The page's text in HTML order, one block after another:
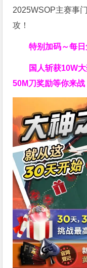
2025WSOP主赛事
攻！
特别加码～每
国人斩获10W
50M刀奖励等你来战